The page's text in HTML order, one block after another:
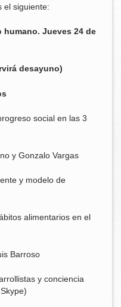
el siguiente:
Jueves 24 de
desayuno)
social en las 3
y Gonzalo Vargas
y modelo de
alimentarios en el
Barroso
y conciencia